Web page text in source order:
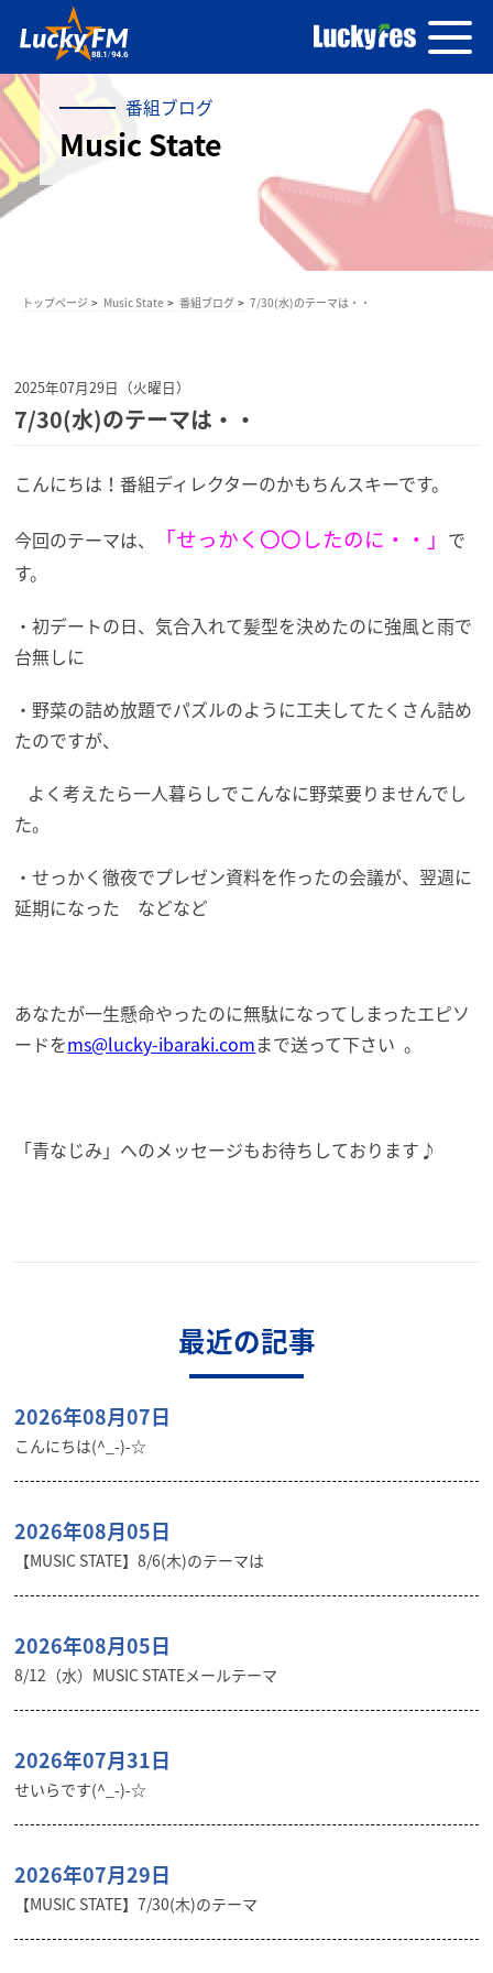
番組ブログ
Music State
トップページ Music State 番組ブログ 7/30(水)のテーマは・・
2025年07月29日（火曜日）
7/30(水)のテーマは・・
こんにちは！番組ディレクターのかもちんスキーです。
今回のテーマは、 「せっかく〇〇したのに・・」 で
す。
・初デートの日、気合入れて髪型を決めたのに強風と雨で
台無しに
・野菜の詰め放題でパズルのように工夫してたくさん詰め
たのですが、
よく考えたら一人暮らしでこんなに野菜要りませんでし
た。
・せっかく徹夜でプレゼン資料を作ったの会議が、翌週に
延期になった などなど
あなたが一生懸命やったのに無駄になってしまったエピソ
ードをms@lucky-ibaraki.comまで送って下さい。
「青なじみ」へのメッセージもお待ちしております♪
最近の記事
2026年08月07日
こんにちは(^_-)-☆
2026年08月05日
【MUSIC STATE】8/6(木)のテーマは
2026年08月05日
8/12（水）MUSIC STATEメールテーマ
2026年07月31日
せいらです(^_-)-☆
2026年07月29日
【MUSIC STATE】7/30(木)のテーマ